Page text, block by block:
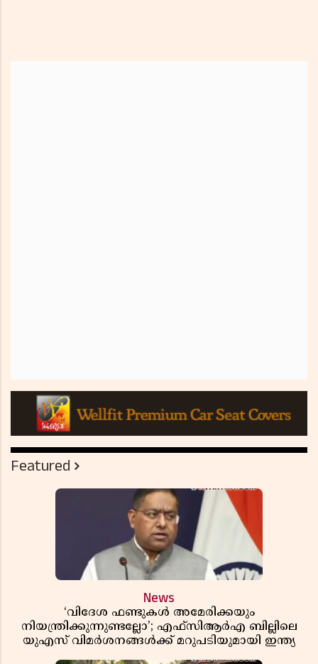
Featured
News
‘വിദേശ ഫണ്ടുകൾ അമേരിക്കയും
നിയന്ത്രിക്കുന്നുണ്ടല്ലോ’; എഫ്സിആർഎ ബില്ലിലെ
യുഎസ് വിമർശനങ്ങൾക്ക് മറുപടിയുമായി ഇന്ത്യ